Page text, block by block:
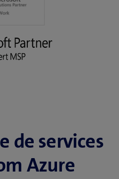
de services
Azure